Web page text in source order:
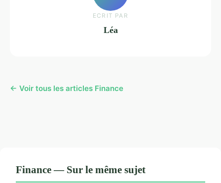
ECRIT PAR
Léa
← Voir tous les articles Finance
Finance — Sur le même sujet